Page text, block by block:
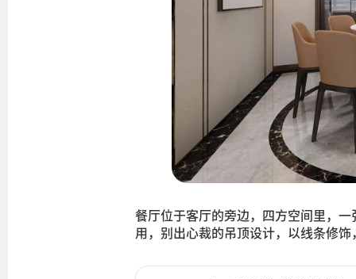
餐厅位于客厅的旁边，四方空间里，
用，别出心裁的吊顶设计，以线条修